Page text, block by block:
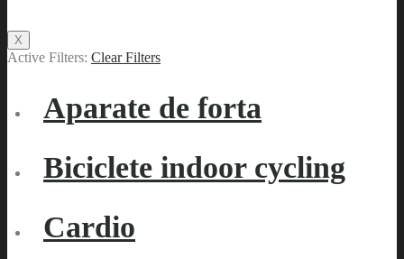
X
Active Filters: Clear Filters
Aparate de forta
Biciclete indoor cycling
Cardio